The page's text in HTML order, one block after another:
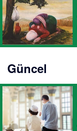
Güncel